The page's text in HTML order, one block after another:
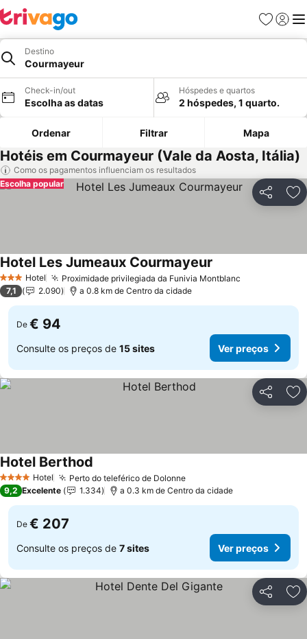
Favoritos
Iniciar
Destino
Courmayeur
Check-in/out
Escolha as datas
Hóspedes e quartos
2 hóspedes, 1 quarto.
Ordenar Filtrar Mapa
Hotéis em Courmayeur (Vale da Aosta, Itália)
Como os pagamentos influenciam os resultados
Partilhar
Escolha popular
3 EstrelasHotel Proximidade privilegiada da Funivia Montblanc
Hotel Les Jumeaux Courmayeur
7,1 2.090 a 0.8 km de Centro da cidade
De € 94
Consulte os preços de 15 sites Ver preços
Partilhar
4 EstrelasHotel Perto do teleférico de Dolonne
Hotel Berthod
9,2 Excelente 1.334 a 0.3 km de Centro da cidade
De € 207
Consulte os preços de 7 sites Ver preços
Partilhar